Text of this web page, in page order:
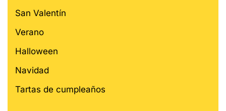
San Valentín
Verano
Halloween
Navidad
Tartas de cumpleaños